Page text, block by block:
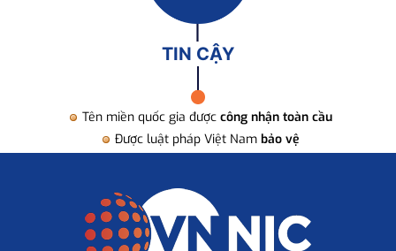
TIN CẬY
Tên miền quốc gia được công nhận toàn cầu
Được luật pháp Việt Nam bảo vệ